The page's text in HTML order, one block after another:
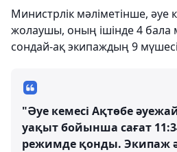
Министрлік мәліметінше, әуе
жолаушы, оның ішінде 4 бала
сондай-ақ экипаждың 9
"Әуе кемесі Ақтөбе
уақыт бойынша сағат
режимде қонды. Экипаж